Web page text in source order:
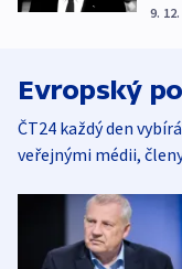
9.
Evropský
ČT24 každý den
veřejnými médii,